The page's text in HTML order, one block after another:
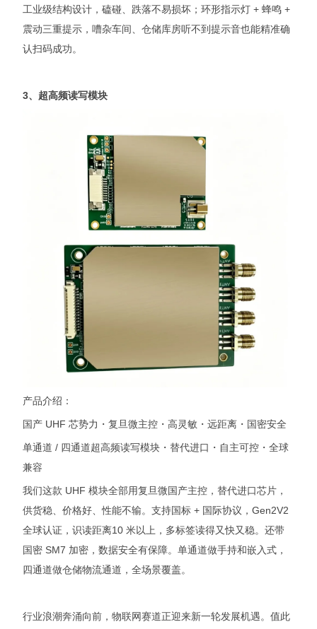
工业级结构设计，磕碰、跌落不易损坏；环形指示灯 + 蜂鸣 +
震动三重提示，嘈杂车间、仓储库房听不到提示音也能精准确
认扫码成功。
3、超高频读写模块
产品介绍：
国产 UHF 芯势力・复旦微主控・高灵敏・远距离・国密安全
单通道 / 四通道超高频读写模块・替代进口・自主可控・全球
兼容
我们这款 UHF 模块全部用复旦微国产主控，替代进口芯片，
供货稳、价格好、性能不输。支持国标 + 国际协议，Gen2V2
全球认证，识读距离10 米以上，多标签读得又快又稳。还带
国密 SM7 加密，数据安全有保障。单通道做手持和嵌入式，
四通道做仓储物流通道，全场景覆盖。
行业浪潮奔涌向前，物联网赛道正迎来新一轮发展机遇。值此